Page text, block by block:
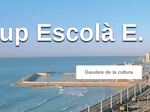
Escolà
Gaudeix de la cultura